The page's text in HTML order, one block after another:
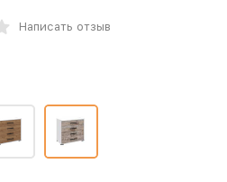
Написать отзыв